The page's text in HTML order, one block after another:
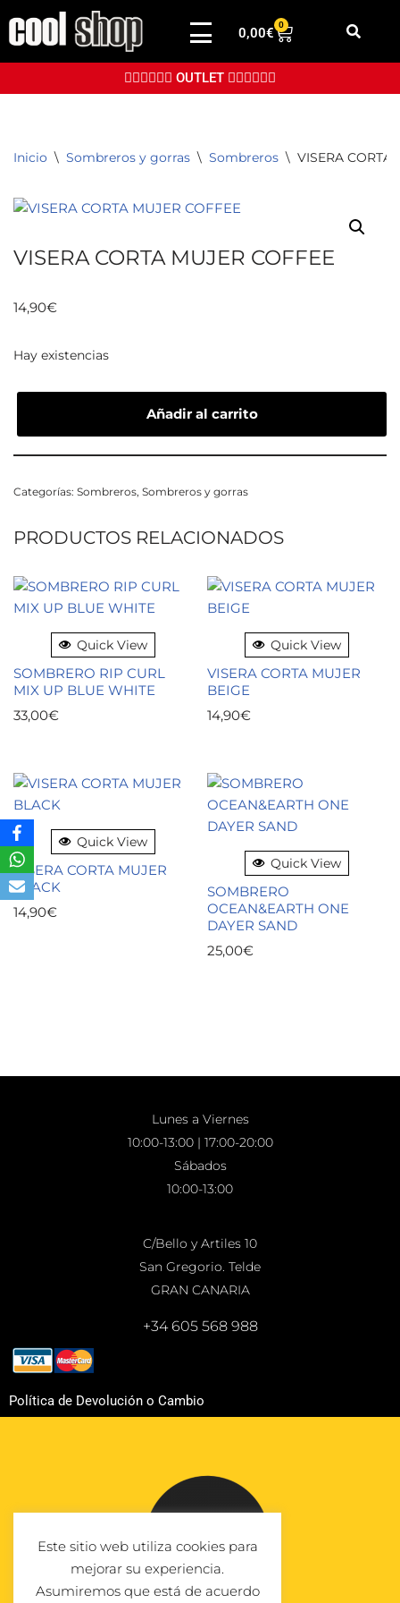
Saltar
contenido
0,00€
0
👉🏼👉🏼👉🏼 OUTLET 👈🏼👈🏼👈🏼
Inicio \ Sombreros y gorras \ Sombreros \ VISERA CORTA
VISERA CORTA MUJER COFFEE
14,90€
Hay existencias
Añadir al carrito
Categorías: Sombreros, Sombreros y gorras
PRODUCTOS RELACIONADOS
Quick View
SOMBRERO RIP CURL
MIX UP BLUE WHITE
33,00€
Quick View
VISERA CORTA MUJER
BEIGE
14,90€
Quick View
VISERA CORTA MUJER
BLACK
14,90€
Quick View
SOMBRERO
OCEAN&EARTH ONE
DAYER SAND
25,00€
Lunes a Viernes
10:00-13:00 | 17:00-20:00
Sábados
10:00-13:00
C/Bello y Artiles 10
San Gregorio. Telde
GRAN CANARIA
+34 605 568 988
Política de Devolución o Cambio
Este sitio web utiliza cookies para
mejorar su experiencia.
Asumiremos que está de acuerdo